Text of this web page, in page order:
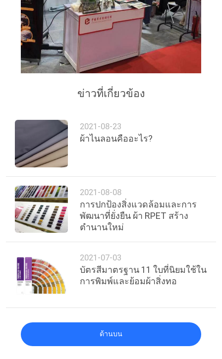
ข่าวที่เกี่ยวข้อง
2021-08-23
ผ้าไนลอนคืออะไร?
2021-08-08
การปกป้องสิ่งแวดล้อมและการ
พัฒนาที่ยั่งยืน ผ้า RPET สร้าง
ตำนานใหม่
2021-07-03
บัตรสีมาตรฐาน 11 ใบที่นิยมใช้ใน
การพิมพ์และย้อมผ้าสิ่งทอ
ด้านบน